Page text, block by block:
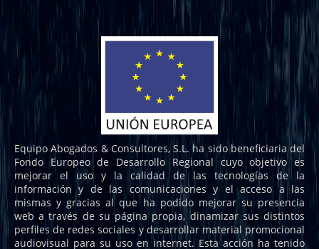
Equipo Abogados & Consultores, S.L. ha sido beneficiaria del
Fondo Europeo de Desarrollo Regional cuyo objetivo es
mejorar el uso y la calidad de las tecnologías de la
información y de las comunicaciones y el acceso a las
mismas y gracias al que ha podido mejorar su presencia
web a través de su página propia, dinamizar sus distintos
perfiles de redes sociales y desarrollar material promocional
audiovisual para su uso en internet. Esta acción ha tenido